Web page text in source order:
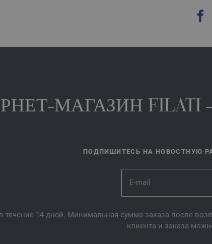
МАГАЗИН FILATI
ПОДПИШИТЕСЬ НА НОВОСТНУЮ
течение 14 дней. Минимальная сумма заказа после
клиента и заказа